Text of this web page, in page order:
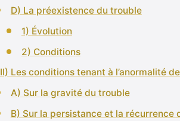
D) La préexistence du trouble
1) Évolution
2) Conditions
II) Les conditions tenant à l’anormalité
A) Sur la gravité du trouble
B) Sur la persistance et la récurrence